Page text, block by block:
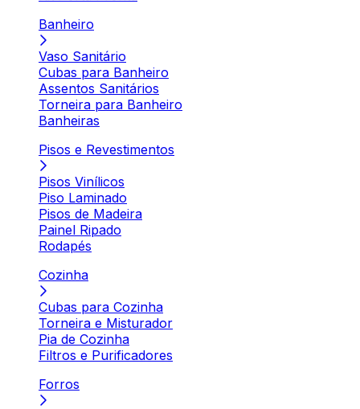
Banheiro
Vaso Sanitário
Cubas para Banheiro
Assentos Sanitários
Torneira para Banheiro
Banheiras
Pisos e Revestimentos
Pisos Vinílicos
Piso Laminado
Pisos de Madeira
Painel Ripado
Rodapés
Cozinha
Cubas para Cozinha
Torneira e Misturador
Pia de Cozinha
Filtros e Purificadores
Forros